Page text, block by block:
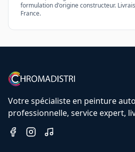
formulation d'origine constructeur.
France.
Votre spécialiste en peinture
professionnelle, service expert,